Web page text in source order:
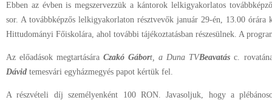
Ebben az évben is megszervezzük a kántorok lelkigyakorlatos
sor. A továbbképzős lelkigyakorlaton résztvevők január 29-én, 13.00 órára
Hittudományi Főiskolára, ahol további tájékoztatásban részesülnek. A
Az előadások megtartásáraCzakó Gábort, a Duna TVBeavatás c.
Dávid temesvári egyházmegyés papot kértük fel.
A részvételi díj személyenként 100 RON. Javasoljuk, hogy a